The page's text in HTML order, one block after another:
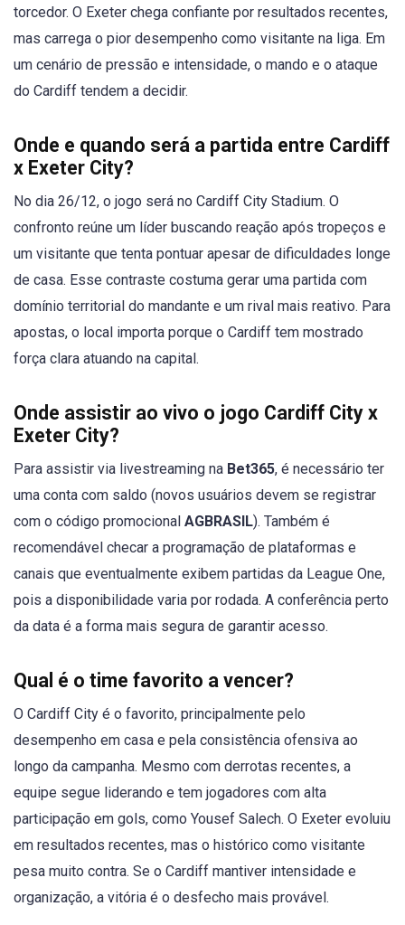
torcedor. O Exeter chega confiante por resultados recentes,
mas carrega o pior desempenho como visitante na liga. Em
um cenário de pressão e intensidade, o mando e o ataque
do Cardiff tendem a decidir.
Onde e quando será a partida entre Cardiff
x Exeter City?
No dia 26/12, o jogo será no Cardiff City Stadium. O
confronto reúne um líder buscando reação após tropeços e
um visitante que tenta pontuar apesar de dificuldades longe
de casa. Esse contraste costuma gerar uma partida com
domínio territorial do mandante e um rival mais reativo. Para
apostas, o local importa porque o Cardiff tem mostrado
força clara atuando na capital.
Onde assistir ao vivo o jogo Cardiff City x
Exeter City?
Para assistir via livestreaming na Bet365, é necessário ter
uma conta com saldo (novos usuários devem se registrar
com o código promocional AGBRASIL). Também é
recomendável checar a programação de plataformas e
canais que eventualmente exibem partidas da League One,
pois a disponibilidade varia por rodada. A conferência perto
da data é a forma mais segura de garantir acesso.
Qual é o time favorito a vencer?
O Cardiff City é o favorito, principalmente pelo
desempenho em casa e pela consistência ofensiva ao
longo da campanha. Mesmo com derrotas recentes, a
equipe segue liderando e tem jogadores com alta
participação em gols, como Yousef Salech. O Exeter evoluiu
em resultados recentes, mas o histórico como visitante
pesa muito contra. Se o Cardiff mantiver intensidade e
organização, a vitória é o desfecho mais provável.